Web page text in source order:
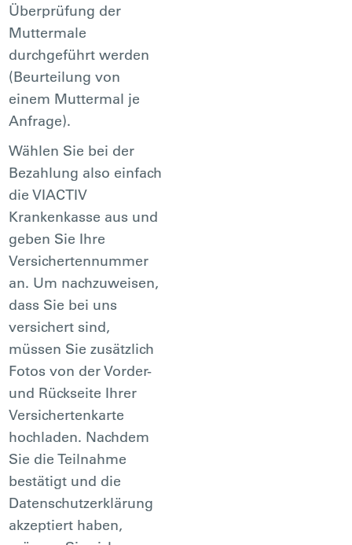
Überprüfung der
Muttermale
durchgeführt werden
(Beurteilung von
einem Muttermal je
Anfrage).
Wählen Sie bei der
Bezahlung also einfach
die VIACTIV
Krankenkasse aus und
geben Sie Ihre
Versichertennummer
an. Um nachzuweisen,
dass Sie bei uns
versichert sind,
müssen Sie zusätzlich
Fotos von der Vorder-
und Rückseite Ihrer
Versichertenkarte
hochladen. Nachdem
Sie die Teilnahme
bestätigt und die
Datenschutzerklärung
akzeptiert haben,